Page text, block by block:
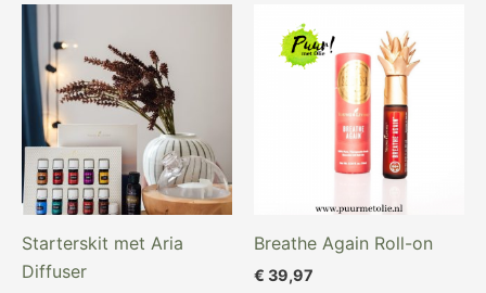
Starterskit met Aria
Diffuser
was:
€ 329,97.€ 318,82.
Breathe Again Roll-on
€ 39,97